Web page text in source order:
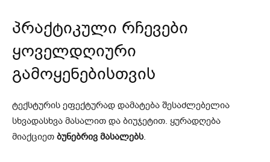
პრაქტიკული რჩევები
ყოველდღიური
გამოყენებისთვის
ტექსტურის ეფექტურად დამატება შესაძლებელია
სხვადასხვა მასალით და ბიუჯეტით. ყურადღება
მიაქციეთ ბუნებრივ მასალებს.